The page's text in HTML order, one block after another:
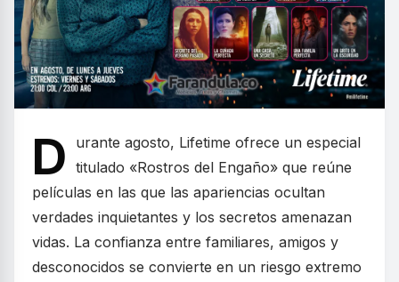
D
urante agosto, Lifetime ofrece un especial
titulado «Rostros del Engaño» que reúne
películas en las que las apariencias ocultan
verdades inquietantes y los secretos amenazan
vidas. La confianza entre familiares, amigos y
desconocidos se convierte en un riesgo extremo